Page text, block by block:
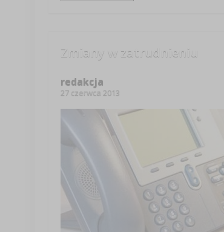
Zmiany w zatrudnieniu
redakcja
27 czerwca 2013